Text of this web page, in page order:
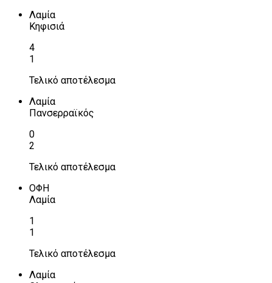
Λαμία
Κηφισιά
4
1
Τελικό αποτέλεσμα
Λαμία
Πανσερραϊκός
0
2
Τελικό αποτέλεσμα
ΟΦΗ
Λαμία
1
1
Τελικό αποτέλεσμα
Λαμία